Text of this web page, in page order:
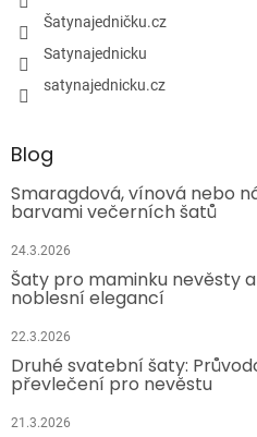
Šatynajedničku.cz
Satynajednicku
satynajednicku.cz
Blog
Smaragdová, vínová nebo
barvami večerních šatů
24.3.2026
Šaty pro maminku nevěsty
noblesní elegancí
22.3.2026
Druhé svatební šaty:
převlečení pro nevěstu
21.3.2026